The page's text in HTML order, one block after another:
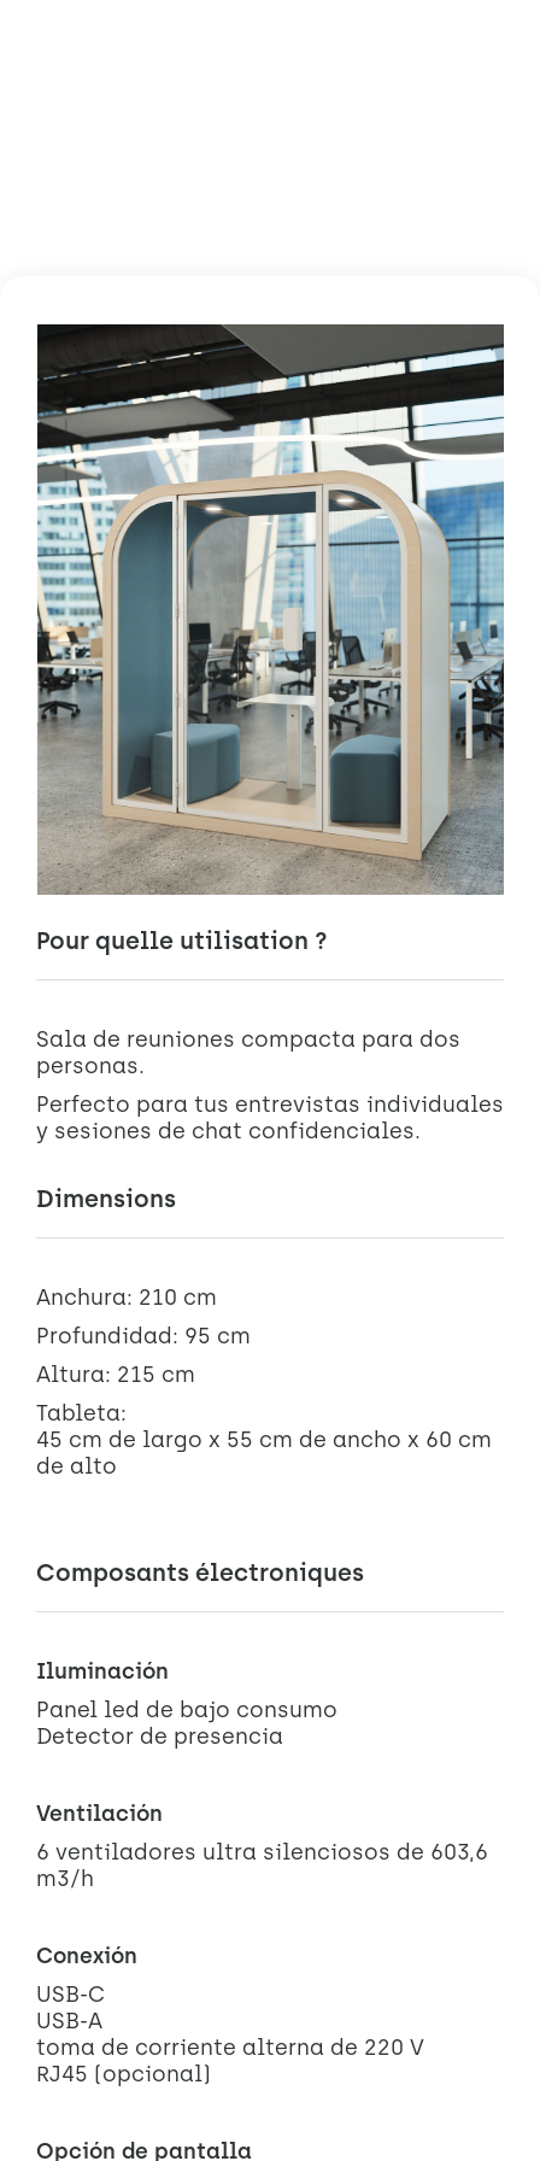
Pour quelle utilisation ?
Sala de reuniones compacta para dos
personas.
Perfecto para tus entrevistas individuales
y sesiones de chat confidenciales.
Dimensions
Anchura: 210 cm
Profundidad: 95 cm
Altura: 215 cm
Tableta:
45 cm de largo x 55 cm de ancho x 60 cm
de alto
Composants électroniques
Iluminación
Panel led de bajo consumo
Detector de presencia
Ventilación
6 ventiladores ultra silenciosos de 603,6
m3/h
Conexión
USB-C
USB-A
toma de corriente alterna de 220 V
RJ45 (opcional)
Opción de pantalla